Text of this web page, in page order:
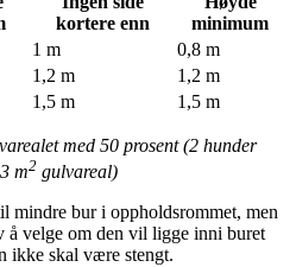
kortere enn
minimum
1 m
0,8 m
1,2 m
1,2 m
1,5 m 1,5 m
med 50 prosent (2 hunder
m2 gulvareal)
mindre bur i oppholdsrommet, men
å velge om den vil ligge inni buret
ikke skal være stengt.